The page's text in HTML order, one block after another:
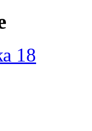
18